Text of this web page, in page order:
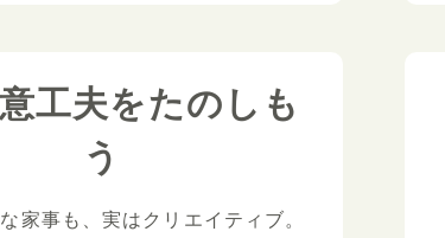
工夫をたのしも
う
家事も、実はクリエイティブ。